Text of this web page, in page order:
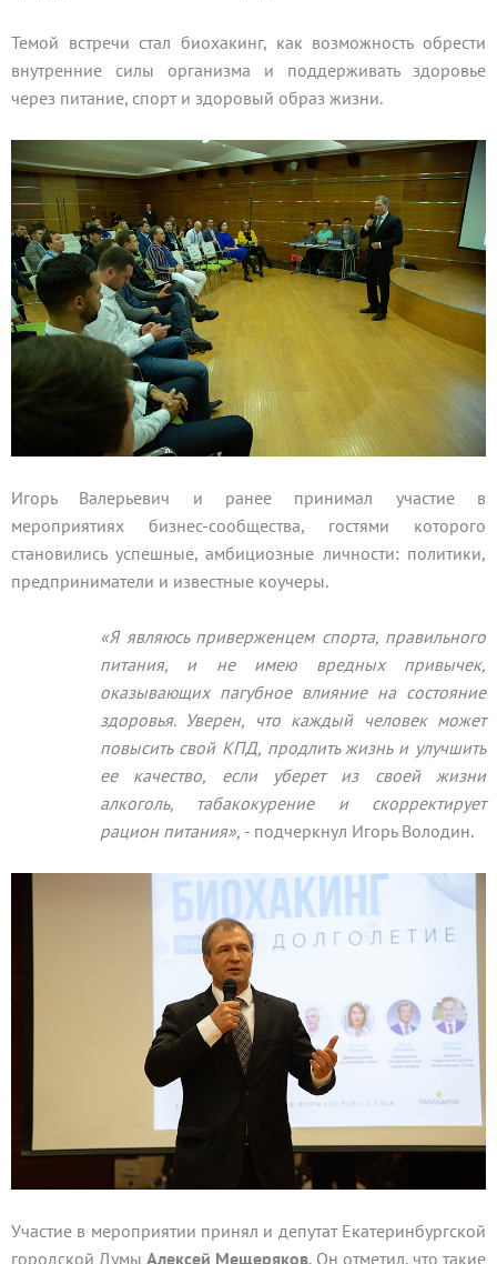
Темой встречи стал биохакинг, как возможность обрести
внутренние силы организма и поддерживать здоровье
через питание, спорт и здоровый образ жизни.
Игорь Валерьевич и ранее принимал участие в
мероприятиях бизнес-сообщества, гостями которого
становились успешные, амбициозные личности: политики,
предприниматели и известные коучеры.
«Я являюсь приверженцем спорта, правильного
питания, и не имею вредных привычек,
оказывающих пагубное влияние на состояние
здоровья. Уверен, что каждый человек может
повысить свой КПД, продлить жизнь и улучшить
ее качество, если уберет из своей жизни
алкоголь, табакокурение и скорректирует
рацион питания», - подчеркнул Игорь Володин.
Участие в мероприятии принял и депутат Екатеринбургской
городской ДумыАлексей Мещеряков. Он отметил, что такие